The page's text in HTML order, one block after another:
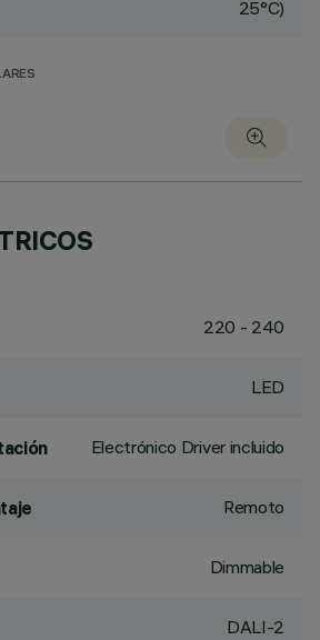
25°C)
220 - 240
LED
Electrónico Driver incluido
Remoto
Dimmable
DALI-2